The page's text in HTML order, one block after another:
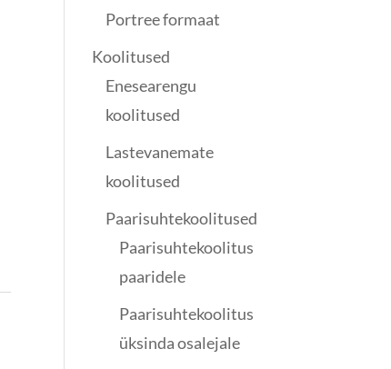
Portree formaat
Koolitused
Enesearengu
koolitused
Lastevanemate
koolitused
Paarisuhtekoolitused
Paarisuhtekoolitus
paaridele
Paarisuhtekoolitus
üksinda osalejale